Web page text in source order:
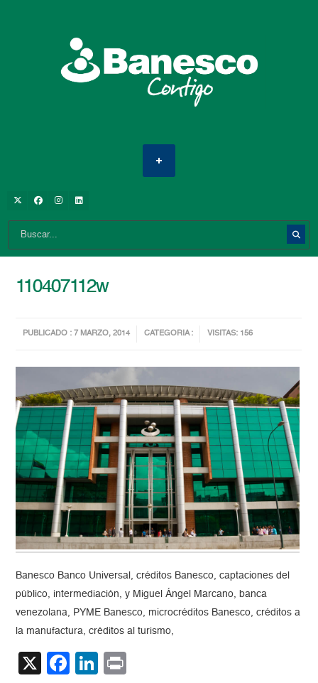
110407112w
PUBLICADO : 7 MARZO, 2014 CATEGORIA : VISITAS: 156
Banesco Banco Universal, créditos Banesco, captaciones del
público, intermediación, y Miguel Ángel Marcano, banca
venezolana, PYME Banesco, microcréditos Banesco, créditos a
la manufactura, créditos al turismo,
X Facebook
LinkedIn